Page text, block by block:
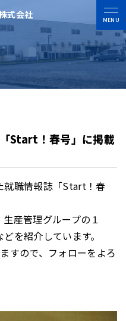
式会社 MENU
Start！春号」に掲載
就職情報誌「Start！春
産管理グループの１
を紹介しています。
すので、フォローをよろ